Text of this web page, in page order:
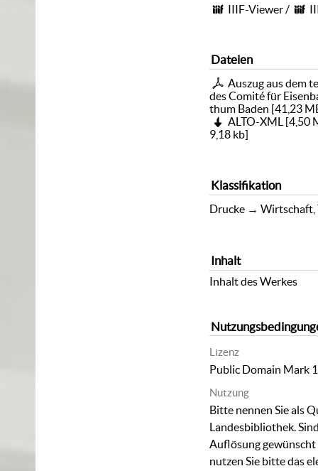
IIIF-Viewer/
Dateien
Auszug aus dem
des Comité für
thum Baden [41,23
ALTO-XML [4,50
9,18 kb]
Klassifikation
Drucke →Wirtschaft,
Inhalt
Inhalt des Werkes
Lizenz
Public Domain Mark
Nutzung
Bitte nennen Sie als
Landesbibliothek.
Auflösung
nutzen Sie bitte das